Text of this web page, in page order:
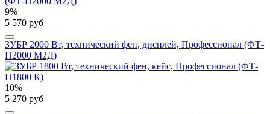
9%
5 570 руб
ЗУБР 2000 Вт, технический фен, дисплей, Профессионал (ФТ-
П2000 М2Д)
10%
5 270 руб